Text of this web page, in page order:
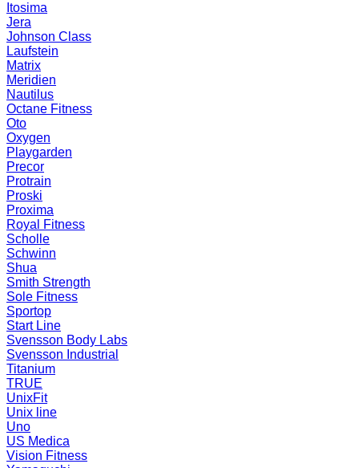
Itosima
Jera
Johnson Class
Laufstein
Matrix
Meridien
Nautilus
Octane Fitness
Oto
Oxygen
Playgarden
Precor
Protrain
Proski
Proxima
Royal Fitness
Scholle
Schwinn
Shua
Smith Strength
Sole Fitness
Sportop
Start Line
Svensson Body Labs
Svensson Industrial
Titanium
TRUE
UnixFit
Unix line
Uno
US Medica
Vision Fitness